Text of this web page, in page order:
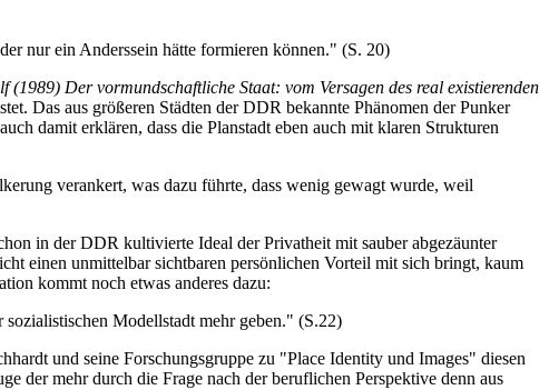
nur ein Anderssein hätte formieren können." (S. 20)
(1989) Der vormundschaftliche Staat: vom Versagen des real existierenden
Das aus größeren Städten der DDR bekannte Phänomen der Punker
damit erklären, dass die Planstadt eben auch mit klaren Strukturen
verankert, was dazu führte, dass wenig gewagt wurde, weil
in der DDR kultivierte Ideal der Privatheit mit sauber abgezäunter
einen unmittelbar sichtbaren persönlichen Vorteil mit sich bringt, kaum
kommt noch etwas anderes dazu:
Modellstadt mehr geben." (S.22)
und seine Forschungsgruppe zu "Place Identity und Images" diesen
der mehr durch die Frage nach der beruflichen Perspektive denn aus